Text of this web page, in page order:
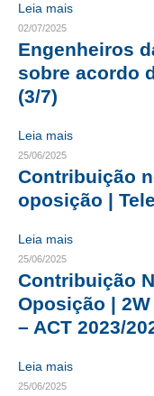
FGTS EXPURGOS
FGTS CORREÇÃO
LEGISLAÇÃO
LEI 6.496/1977 – ART
RES 1.002/2002 –
HOMOLOGAÇÕES
PISO SALARIAL
OPORTUNIDADES
Leia mais
02/07/2025
Engenheiros
sobre acordo
(3/7)
Leia mais
25/06/2025
Contribuição
oposição |
Leia mais
25/06/2025
Contribuição
Oposição |
– ACT 2023/
Leia mais
25/06/2025